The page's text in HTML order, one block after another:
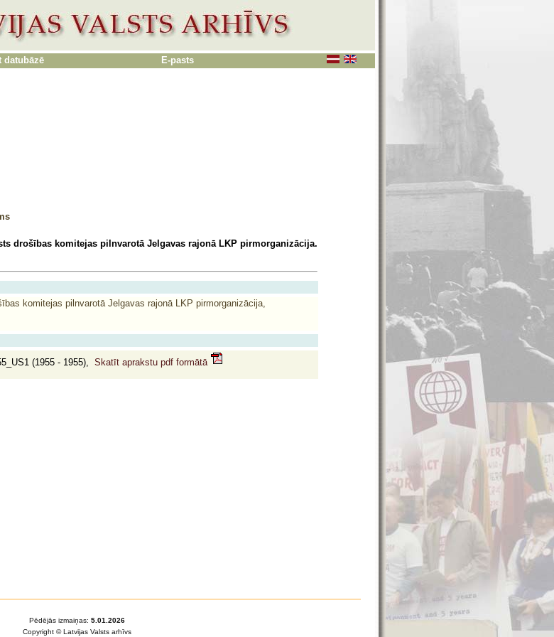
datubāzē E-pasts
drošības komitejas pilnvarotā Jelgavas rajonā LKP pirmorganizācija.
komitejas pilnvarotā Jelgavas rajonā LKP pirmorganizācija,
(1955 - 1955), Skatīt aprakstu pdf formātā
Pēdējās izmaiņas: 5.01.2026
Copyright © Latvijas Valsts arhīvs